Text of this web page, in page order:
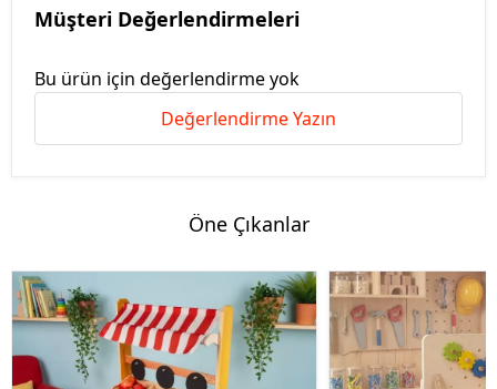
Müşteri Değerlendirmeleri
Bu ürün için değerlendirme yok
Değerlendirme Yazın
Öne Çıkanlar